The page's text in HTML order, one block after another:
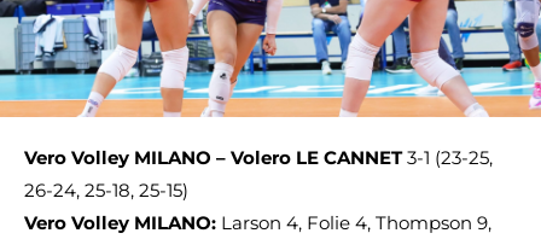
Vero Volley MILANO – Volero LE CANNET3-1 (23-25,
26-24, 25-18, 25-15)
Vero Volley MILANO: Larson 4, Folie 4, Thompson 9,